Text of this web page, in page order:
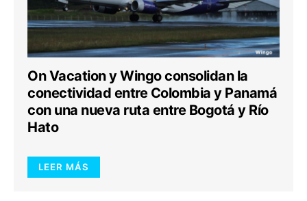
On Vacation y Wingo consolidan la
conectividad entre Colombia y Panamá
con una nueva ruta entre Bogotá y Río
Hato
LEER MÁS